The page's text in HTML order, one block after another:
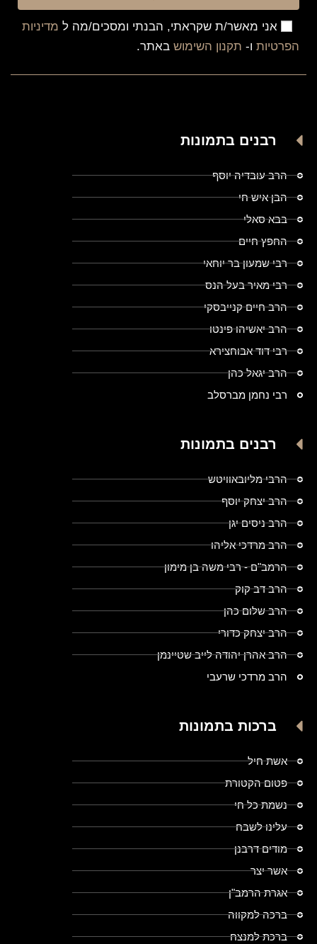
אני מאשר/ת שקראתי, הבנתי ומסכים/מה ל מדיניות
הפרטיות ו- תקנון השימוש באתר.
רבנים בתמונות
הרב עובדיה יוסף
הבן איש חי
בבא סאלי
החפץ חיים
רבי שמעון בר יוחאי
רבי מאיר בעל הנס
הרב חיים קנייבסקי
הרב יאשיהו פינטו
רבי דוד אבוחצירא
הרב יגאל כהן
רבי נחמן מברסלב
רבנים בתמונות
הרבי מליובאוויטש
הרב יצחק יוסף
הרב ניסים יגן
הרב מרדכי אליהו
הרמב"ם - רבי משה בן מימון
הרב דב קוק
הרב שלום כהן
הרב יצחק כדורי
הרב אהרן יהודה לייב שטיינמן
הרב מרדכי שרעבי
ברכות בתמונות
אשת חיל
פטום הקטורת
נשמת כל חי
עלינו לשבח
מודים דרבנן
אשר יצר
אגרת הרמב"ן
ברכה למקווה
ברכת למנצח